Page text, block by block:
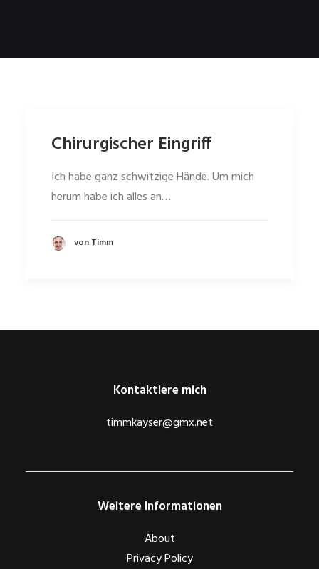
Chirurgischer Eingriff
Ich habe ganz schwitzige Hände. Um mich
herum habe ich alles an…
von Timm
Kontaktiere mich
timmkayser@gmx.net
Weitere Informationen
About
Privacy Policy